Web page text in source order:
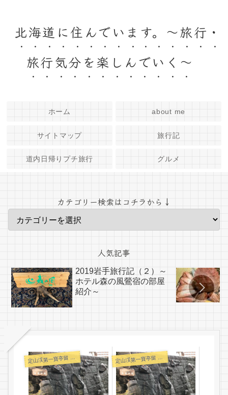
北海道に住んでいます。～旅行・
旅行気分を楽しんでいく～
ホーム about me
サイトマップ 旅行記
道内日帰りプチ旅行 グルメ
カテゴリー検索はコチラから↓
人気記事
2019岩手旅行記（２）～
ホテル森の風鶯宿の部屋
紹介～
定
山渓第一寶亭留 翠山亭 定
山渓第一寶亭留 翠山亭